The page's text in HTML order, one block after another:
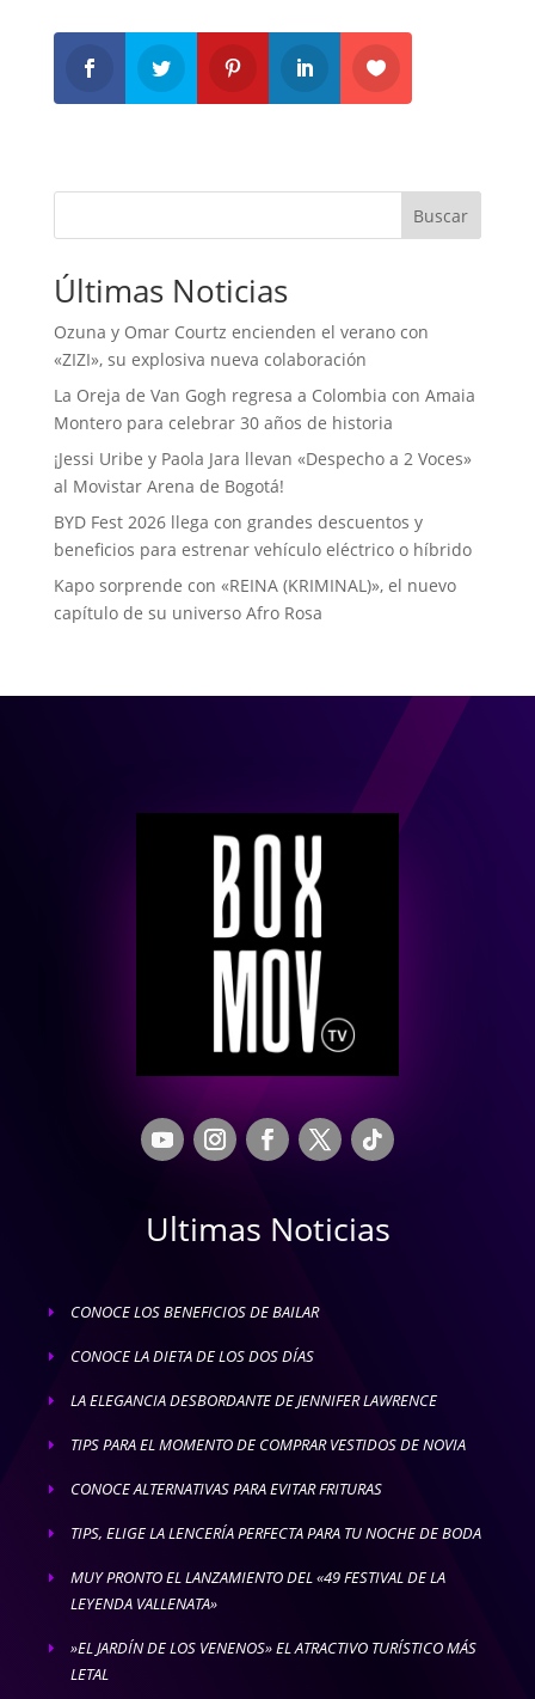
Buscar
Últimas Noticias
Ozuna y Omar Courtz encienden el verano con
«ZIZI», su explosiva nueva colaboración
La Oreja de Van Gogh regresa a Colombia con Amaia
Montero para celebrar 30 años de historia
¡Jessi Uribe y Paola Jara llevan «Despecho a 2 Voces»
al Movistar Arena de Bogotá!
BYD Fest 2026 llega con grandes descuentos y
beneficios para estrenar vehículo eléctrico o híbrido
Kapo sorprende con «REINA (KRIMINAL)», el nuevo
capítulo de su universo Afro Rosa
Ultimas Noticias
E CONOCE LOS BENEFICIOS DE BAILAR
E CONOCE LA DIETA DE LOS DOS DÍAS
E LA ELEGANCIA DESBORDANTE DE JENNIFER LAWRENCE
E TIPS PARA EL MOMENTO DE COMPRAR VESTIDOS DE NOVIA
E CONOCE ALTERNATIVAS PARA EVITAR FRITURAS
E TIPS, ELIGE LA LENCERÍA PERFECTA PARA TU NOCHE DE BODA
E
MUY PRONTO EL LANZAMIENTO DEL «49 FESTIVAL DE LA
LEYENDA VALLENATA»
E
»EL JARDÍN DE LOS VENENOS» EL ATRACTIVO TURÍSTICO MÁS
LETAL